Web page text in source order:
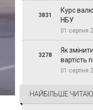
3831
Курс
НБУ
01 серпня
3278
Як
вартість
01 серпня
НАЙБІЛЬШЕ